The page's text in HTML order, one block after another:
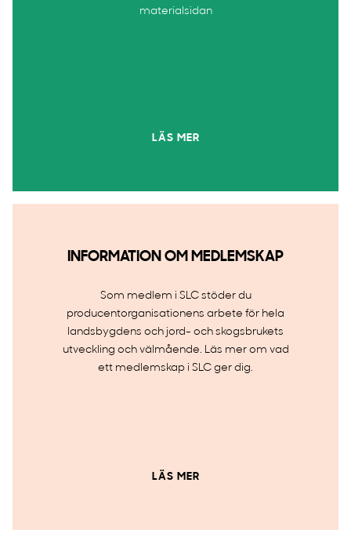
materialsidan
LÄS MER
INFORMATION OM MEDLEMSKAP
Som medlem i SLC stöder du
producentorganisationens arbete för hela
landsbygdens och jord- och skogsbrukets
utveckling och välmående. Läs mer om vad
ett medlemskap i SLC ger dig.
LÄS MER